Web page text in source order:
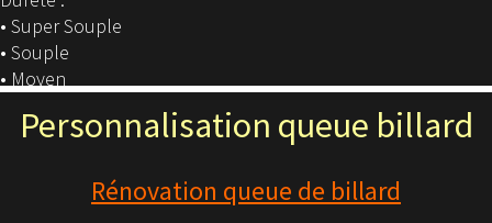
• Super Souple
• Souple
• Moyen
Personnalisation queue billard
Rénovation queue de billard